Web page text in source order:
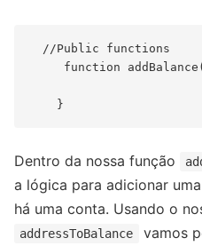
  //Public functions
function
Dentro da nossa função
a lógica para adicionar
há uma conta. Usando o
addressToBalance
vamos